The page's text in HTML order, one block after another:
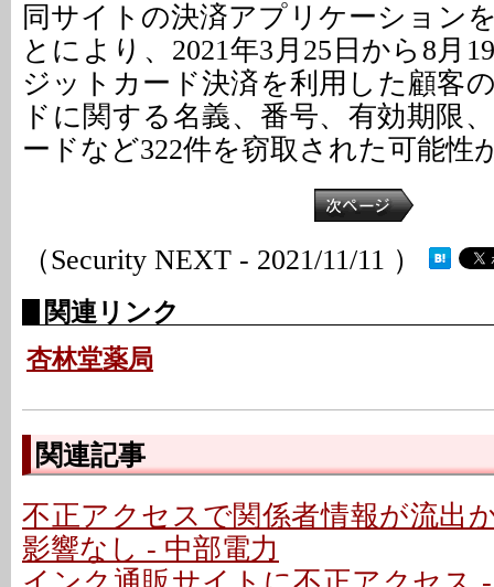
同サイトの決済アプリケーション
とにより、2021年3月25日から8月
ジットカード決済を利用した顧客
ドに関する名義、番号、有効期限
ードなど322件を窃取された可能性
（Security NEXT - 2021/11/11 ）
関連リンク
杏林堂薬局
関連記事
不正アクセスで関係者情報が流出
影響なし - 中部電力